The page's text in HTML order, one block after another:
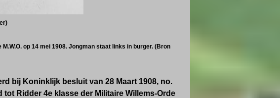
op 14 mei 1908. Jongman staat links in burger. (Bron
bij Koninklijk besluit van 28 Maart 1908, no.
tot Ridder 4e klasse der Militaire Willems-Orde